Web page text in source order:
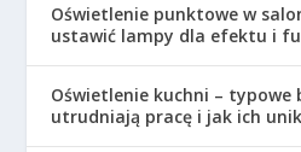
Oświetlenie punktowe w
ustawić lampy dla efektu i
Oświetlenie kuchni – typowe
utrudniają pracę i jak ich